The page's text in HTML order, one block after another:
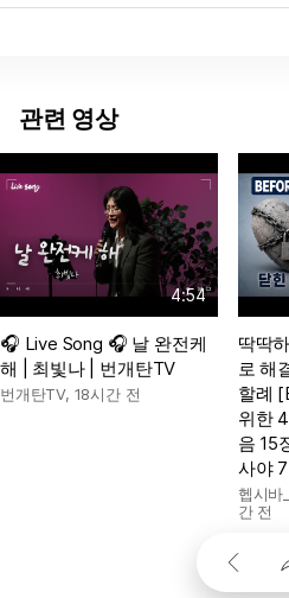
관련 영상
4:54
🎧 Live Song 🎧 날 완전케
해 | 최빛나 | 번개탄TV
번개탄TV, 18시간 전
딱딱
로 해
할례
위한
음 15
사야
헵시바
간 전